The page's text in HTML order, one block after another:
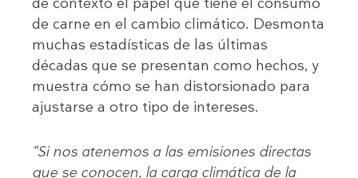
de carne en el cambio climático. Desmonta
muchas estadísticas de las últimas
décadas que se presentan como hechos, y
muestra cómo se han distorsionado para
ajustarse a otro tipo de intereses.
“Si nos atenemos a las emisiones directas
que se conocen, la carga climática de la